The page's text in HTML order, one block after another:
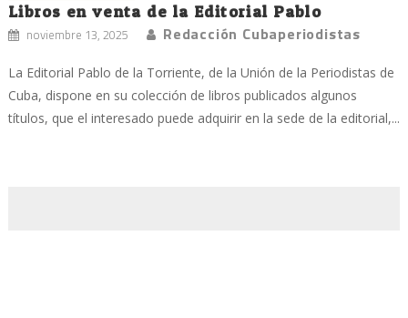
Libros en venta de la Editorial Pablo
noviembre 13, 2025 Redacción Cubaperiodistas
La Editorial Pablo de la Torriente, de la Unión de la Periodistas de
Cuba, dispone en su colección de libros publicados algunos
títulos, que el interesado puede adquirir en la sede de la editorial,...